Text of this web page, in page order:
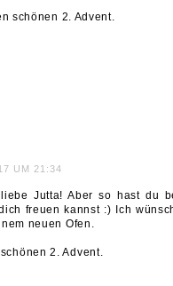
schönen 2. Advent.
UM 21:34
Jutta! Aber so hast du
freuen kannst :) Ich
neuen Ofen.
2. Advent.